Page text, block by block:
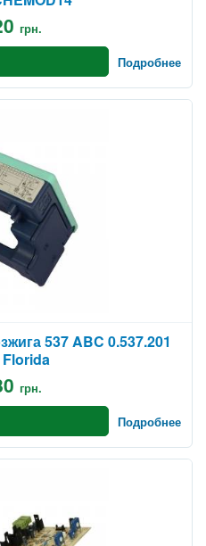
грн.
Подробнее
537 ABC 0.537.201
грн.
Подробнее